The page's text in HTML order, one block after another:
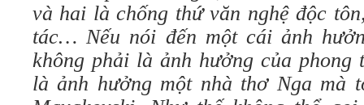
và hai là chống thứ văn nghệ độc
tác… Nếu nói đến một cái ảnh
không phải là ảnh hưởng của phong
là ảnh hưởng một nhà thơ Nga mà